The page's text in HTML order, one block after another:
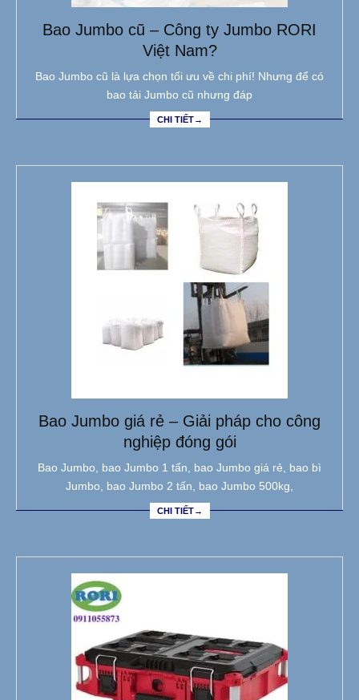
Bao Jumbo cũ – Công ty Jumbo RORI
Việt Nam?
Bao Jumbo cũ là lựa chọn tối ưu về chi phí! Nhưng để có
bao tải Jumbo cũ nhưng đáp
CHI TIẾT→
Bao Jumbo giá rẻ – Giải pháp cho công
nghiệp đóng gói
Bao Jumbo, bao Jumbo 1 tấn, bao Jumbo giá rẻ, bao bì
Jumbo, bao Jumbo 2 tấn, bao Jumbo 500kg,
CHI TIẾT→